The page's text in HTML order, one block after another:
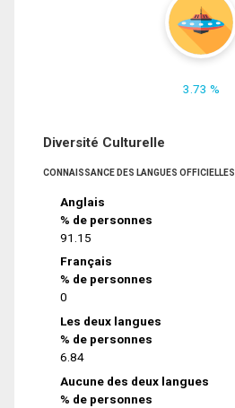
3.73 %
Diversité Culturelle
CONNAISSANCE DES LANGUES OFFICIELLES
Anglais
% de personnes
91.15
Français
% de personnes
0
Les deux langues
% de personnes
6.84
Aucune des deux langues
% de personnes